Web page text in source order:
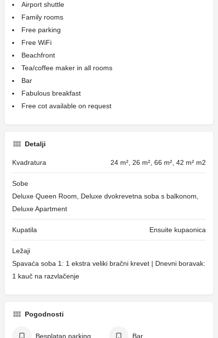
Airport shuttle
Family rooms
Free parking
Free WiFi
Beachfront
Tea/coffee maker in all rooms
Bar
Fabulous breakfast
Free cot available on request
Detalji
Kvadratura 24 m², 26 m², 66 m², 42 m² m2
Sobe
Deluxe Queen Room, Deluxe dvokrevetna soba s balkonom,
Deluxe Apartment
Kupatila Ensuite kupaonica
Ležaji
Spavaća soba 1: 1 ekstra veliki bračni krevet | Dnevni boravak:
1 kauč na razvlačenje
Pogodnosti
Besplatan parking Bar